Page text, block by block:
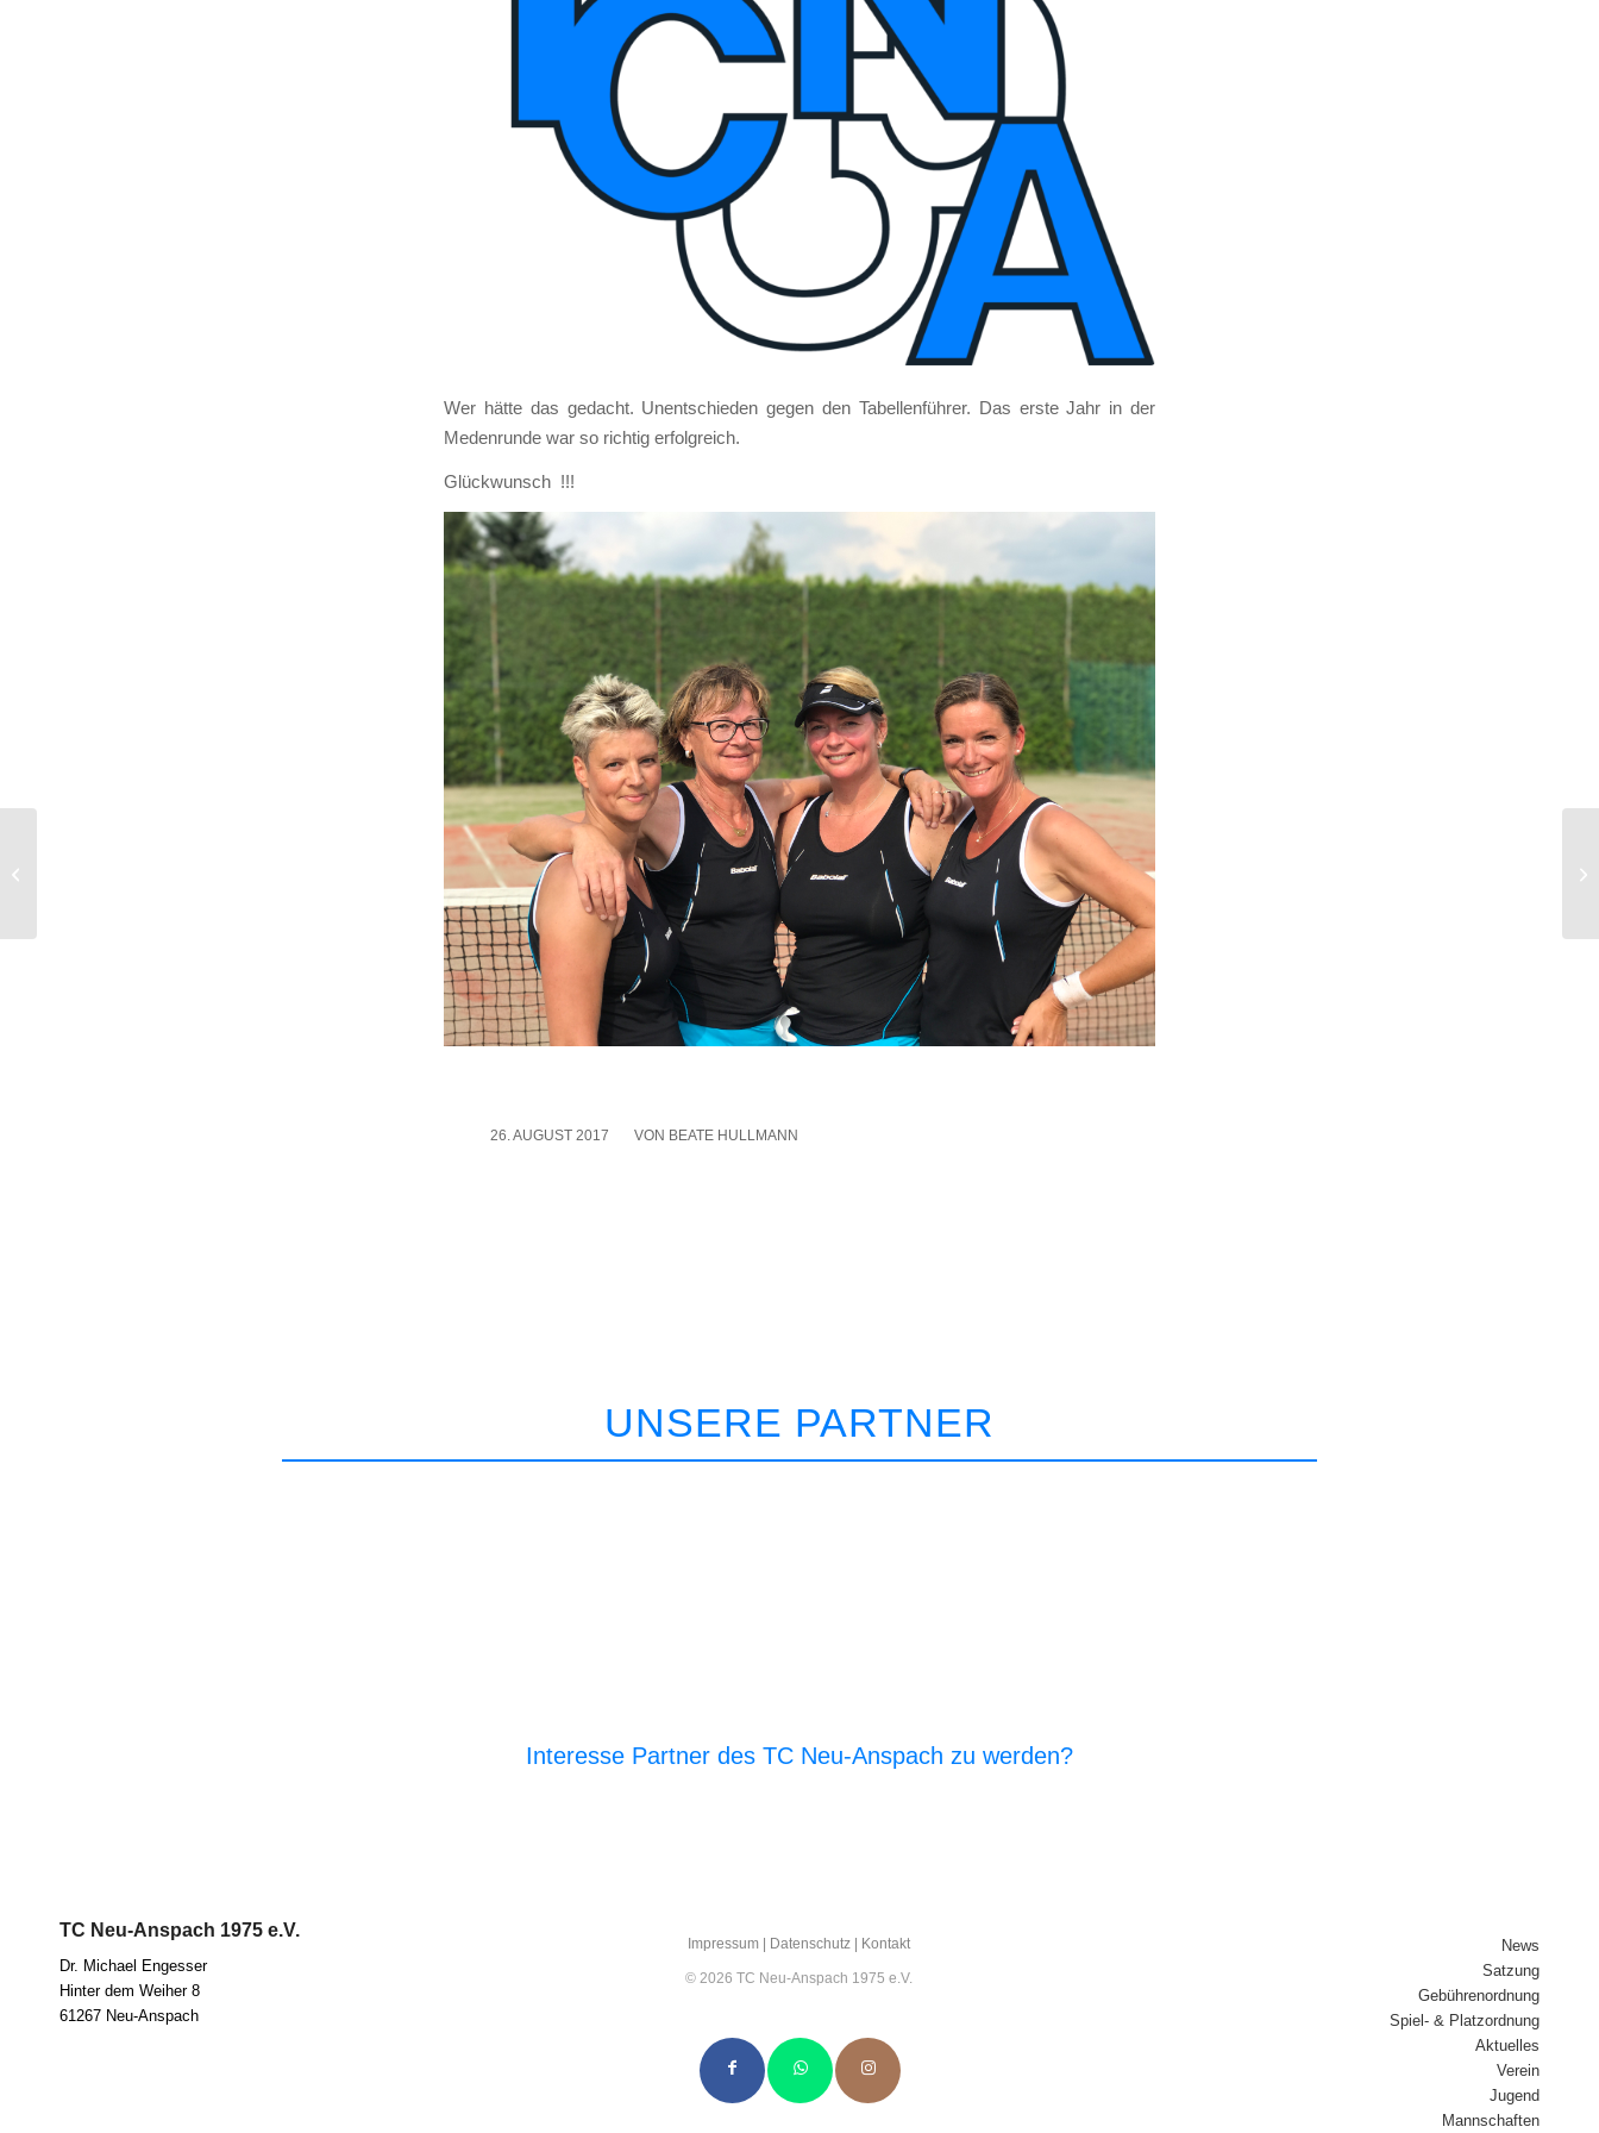
Wer hät­te das gedacht. Unent­schie­den gegen den Tabel­len­füh­rer. Das ers­te Jahr in der
Meden­run­de war so rich­tig erfolg­reich.
Glück­wunsch !!!
26. AUGUST 2017
/ VON BEATE HULLMANN
UNSERE PARTNER
Interesse Partner des TC Neu-Anspach zu werden?
TC Neu-Anspach 1975 e.V.
Dr. Micha­el Eng­es­ser
Hin­ter dem Wei­her 8
61267 Neu-Anspach
Impres­sum | Daten­schutz | Kon­takt
© 2026 TC Neu-Anspach 1975 e.V.
News
Sat­zung
Gebüh­ren­ord­nung
Spiel- & Platz­ord­nung
Aktu­el­les
Ver­ein
Jugend
Mann­schaf­ten